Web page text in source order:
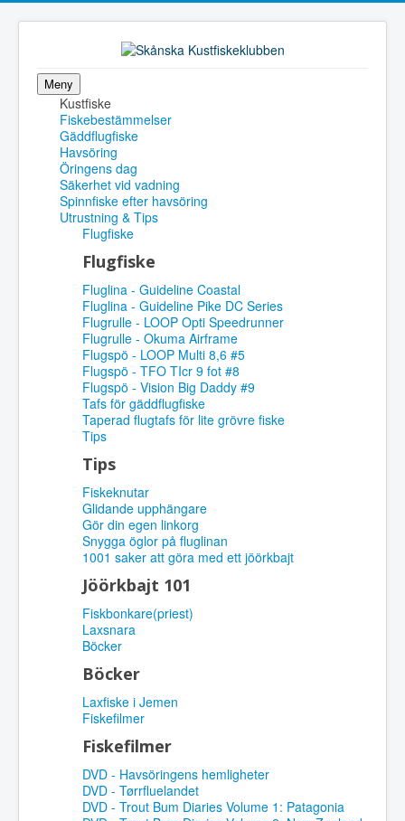
Meny
Kustfiske
Fiskebestämmelser
Gäddflugfiske
Havsöring
Öringens dag
Säkerhet vid vadning
Spinnfiske efter havsöring
Utrustning & Tips
Flugfiske
Flugfiske
Fluglina - Guideline Coastal
Fluglina - Guideline Pike DC Series
Flugrulle - LOOP Opti Speedrunner
Flugrulle - Okuma Airframe
Flugspö - LOOP Multi 8,6 #5
Flugspö - TFO TIcr 9 fot #8
Flugspö - Vision Big Daddy #9
Tafs för gäddflugfiske
Taperad flugtafs för lite grövre fiske
Tips
Tips
Fiskeknutar
Glidande upphängare
Gör din egen linkorg
Snygga öglor på fluglinan
1001 saker att göra med ett jöörkbajt
Jöörkbajt 101
Fiskbonkare(priest)
Laxsnara
Böcker
Böcker
Laxfiske i Jemen
Fiskefilmer
Fiskefilmer
DVD - Havsöringens hemligheter
DVD - Tørrfluelandet
DVD - Trout Bum Diaries Volume 1: Patagonia